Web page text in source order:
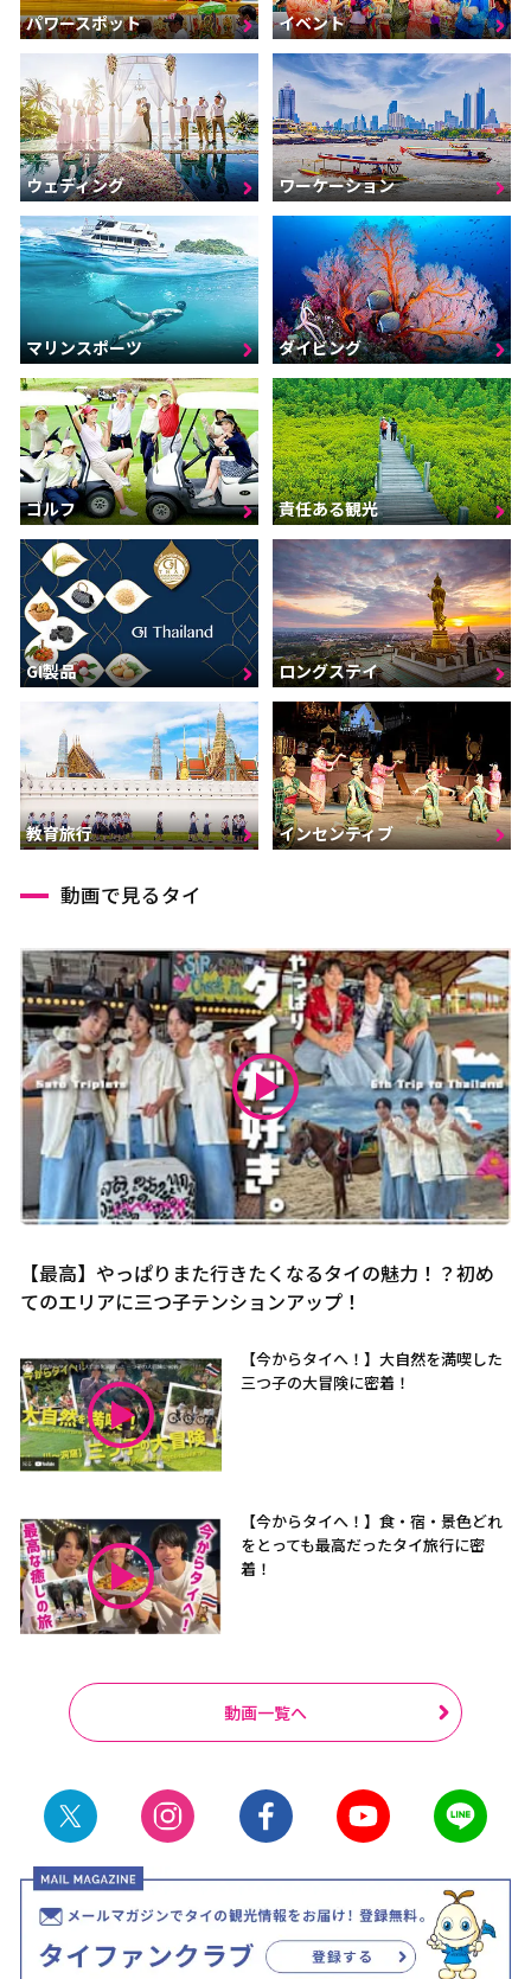
パワースポット イベント
ウェディング ワーケーション
マリンスポーツ ダイビング
ゴルフ 責任ある観光
GI製品 ロングステイ
教育旅行 インセンティブ
動画で見るタイ
【最高】やっぱりまた行きたくなるタイの魅力！？初め
てのエリアに三つ子テンションアップ！
【今からタイへ！】大自然を満喫した
三つ子の大冒険に密着！
【今からタイへ！】食・宿・景色どれ
をとっても最高だったタイ旅行に密
着！
動画一覧へ